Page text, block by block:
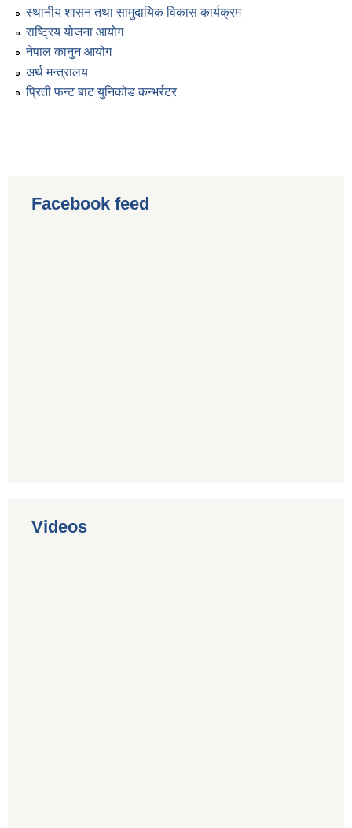
स्थानीय शासन तथा सामुदायिक विकास कार्यक्रम
राष्ट्रिय योजना आयोग
नेपाल कानुन आयोग
अर्थ मन्त्रालय
प्रिती फन्ट बाट युनिकोड कन्भर्रटर
Facebook feed
Videos